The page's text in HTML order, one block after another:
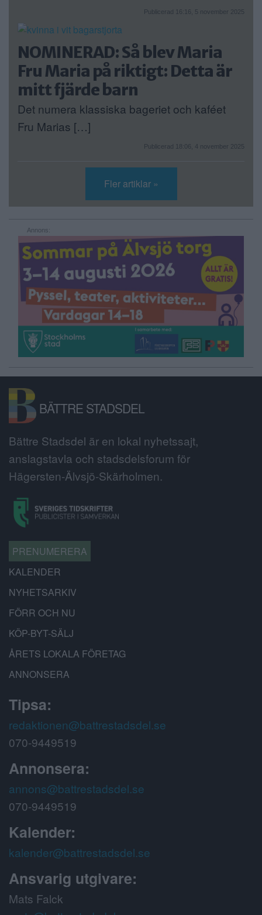
Publicerad 16:16, 5 november 2025
NOMINERAD: Så blev Maria
Fru Maria på riktigt: Detta är
mitt fjärde barn
Det numera klassiska bageriet och kaféet
Fru Marias […]
Publicerad 18:06, 4 november 2025
Fler artiklar »
Annons:
BÄTTRE STADSDEL
Bättre Stadsdel är en lokal nyhetssajt,
anslagstavla och stadsdelsforum för
Hägersten-Älvsjö-Skärholmen.
PRENUMERERA
KALENDER
NYHETSARKIV
FÖRR OCH NU
KÖP-BYT-SÄLJ
ÅRETS LOKALA FÖRETAG
ANNONSERA
Tipsa:
redaktionen@battrestadsdel.se
070-9449519
Annonsera:
annons@battrestadsdel.se
070-9449519
Kalender:
kalender@battrestadsdel.se
Ansvarig utgivare:
Mats Falck